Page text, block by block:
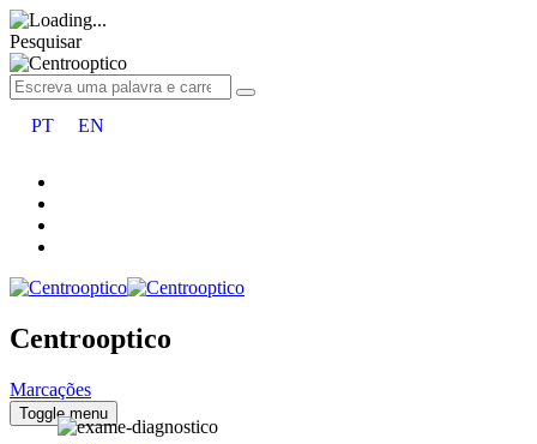
Pesquisar
PT EN
Centrooptico
Marcações
Toggle menu